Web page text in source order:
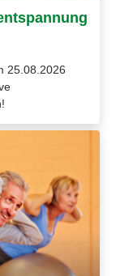
25.08.2026